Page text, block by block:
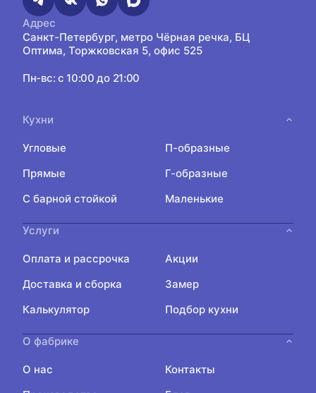
Адрес
Санкт-Петербург, метро Чёрная речка, БЦ
Оптима, Торжковская 5, офис 525
Пн-вс: с 10:00 до 21:00
Кухни
Угловые
П-образные
Прямые
Г-образные
С барной стойкой
Маленькие
Услуги
Оплата и рассрочка
Акции
Доставка и сборка
Замер
Калькулятор
Подбор кухни
О фабрике
О нас
Контакты